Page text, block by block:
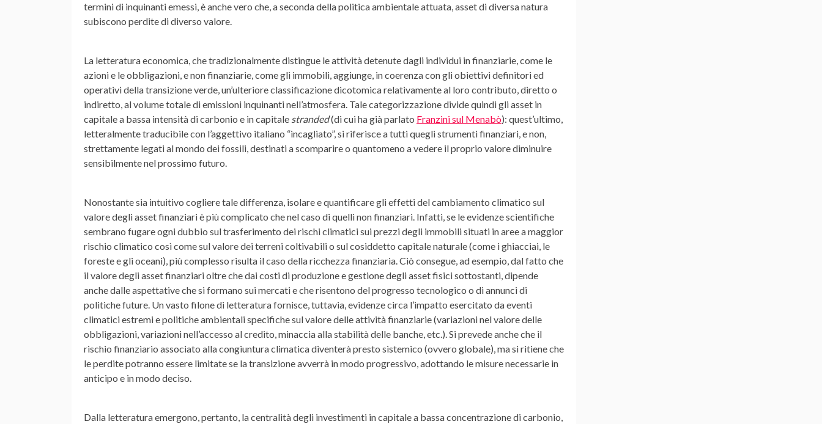
termini di inquinanti emessi, è anche vero che, a seconda della politica ambientale attuata, asset di diversa natura
subiscono perdite di diverso valore.
La letteratura economica, che tradizionalmente distingue le attività detenute dagli individui in finanziarie, come le
azioni e le obbligazioni, e non finanziarie, come gli immobili, aggiunge, in coerenza con gli obiettivi definitori ed
operativi della transizione verde, un’ulteriore classificazione dicotomica relativamente al loro contributo, diretto o
indiretto, al volume totale di emissioni inquinanti nell’atmosfera. Tale categorizzazione divide quindi gli asset in
capitale a bassa intensità di carbonio e in capitale stranded(di cui ha già parlato Franzini sul Menabò): quest’ultimo,
letteralmente traducibile con l’aggettivo italiano “incagliato”, si riferisce a tutti quegli strumenti finanziari, e non,
strettamente legati al mondo dei fossili, destinati a scomparire o quantomeno a vedere il proprio valore diminuire
sensibilmente nel prossimo futuro.
Nonostante sia intuitivo cogliere tale differenza, isolare e quantificare gli effetti del cambiamento climatico sul
valore degli asset finanziari è più complicato che nel caso di quelli non finanziari. Infatti, se le evidenze scientifiche
sembrano fugare ogni dubbio sul trasferimento dei rischi climatici sui prezzi degli immobili situati in aree a maggior
rischio climatico così come sul valore dei terreni coltivabili o sul cosiddetto capitale naturale (come i ghiacciai, le
foreste e gli oceani), più complesso risulta il caso della ricchezza finanziaria. Ciò consegue, ad esempio, dal fatto che
il valore degli asset finanziari oltre che dai costi di produzione e gestione degli asset fisici sottostanti, dipende
anche dalle aspettative che si formano sui mercati e che risentono del progresso tecnologico o di annunci di
politiche future. Un vasto filone di letteratura fornisce, tuttavia, evidenze circa l’impatto esercitato da eventi
climatici estremi e politiche ambientali specifiche sul valore delle attività finanziarie (variazioni nel valore delle
obbligazioni, variazioni nell’accesso al credito, minaccia alla stabilità delle banche, etc.). Si prevede anche che il
rischio finanziario associato alla congiuntura climatica diventerà presto sistemico (ovvero globale), ma si ritiene che
le perdite potranno essere limitate se la transizione avverrà in modo progressivo, adottando le misure necessarie in
anticipo e in modo deciso.
Dalla letteratura emergono, pertanto, la centralità degli investimenti in capitale a bassa concentrazione di carbonio,